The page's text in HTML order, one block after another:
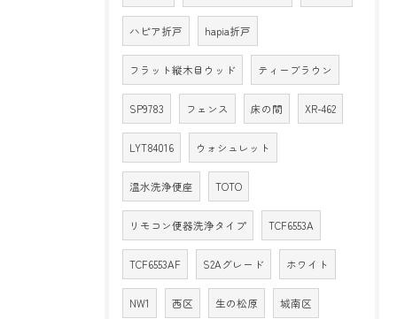
ハピア折戸 hapia折戸
フラット縦木目ウッド ティーブラウン
SP9783 フェンス 床の間 XR-462
LYT84016 ウォシュレット
温水洗浄便座 TOTO
リモコン便器洗浄タイプ TCF6553A
TCF6553AF S2Aグレード ホワイト
NW1 西区 生の松原 城南区